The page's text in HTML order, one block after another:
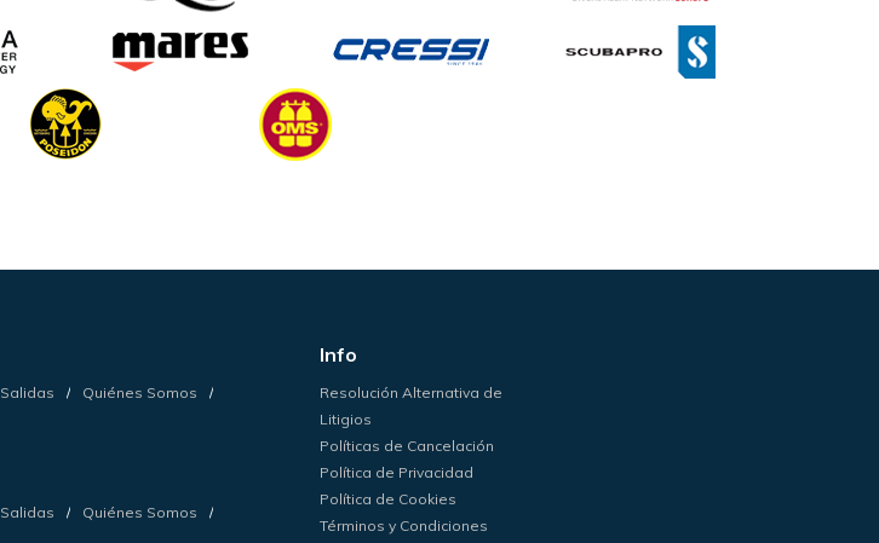
Salidas
Quiénes Somos
Salidas
Quiénes Somos
Info
Resolución Alternativa de
Litigios
Políticas de Cancelación
Política de Privacidad
Política de Cookies
Términos y Condiciones